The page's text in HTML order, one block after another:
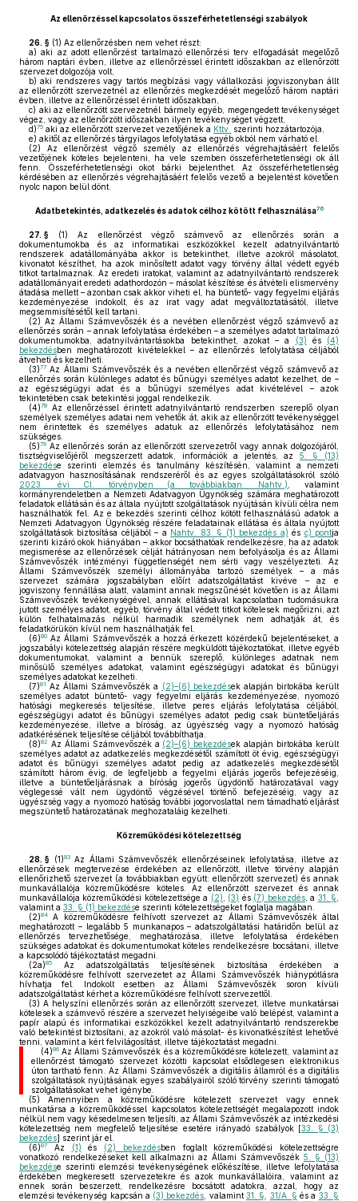
Az ellenőrzéssel kapcsolatos összeférhetetlenségi szabályok
26. § (1) Az ellenőrzésben nem vehet részt:
a) aki az adott ellenőrzést tartalmazó ellenőrzési terv elfogadását megelőző
három naptári évben, illetve az ellenőrzéssel érintett időszakban az ellenőrzött
szervezet dolgozója volt,
b) aki rendszeres vagy tartós megbízási vagy vállalkozási jogviszonyban állt
az ellenőrzött szervezetnél az ellenőrzés megkezdését megelőző három naptári
évben, illetve az ellenőrzéssel érintett időszakban,
c) aki az ellenőrzött szervezetnél bármely egyéb, megengedett tevékenységet
végez, vagy az ellenőrzött időszakban ilyen tevékenységet végzett,
d)75 aki az ellenőrzött szervezet vezetőjének a Kttv. szerinti hozzátartozója,
e) akitől az ellenőrzés tárgyilagos lefolytatása egyéb okból nem várható el.
(2) Az ellenőrzést végző személy az ellenőrzés végrehajtásáért felelős
vezetőjének köteles bejelenteni, ha vele szemben összeférhetetlenségi ok áll
fenn. Összeférhetetlenségi okot bárki bejelenthet. Az összeférhetetlenség
kérdésében az ellenőrzés végrehajtásáért felelős vezető a bejelentést követően
nyolc napon belül dönt.
Adatbetekintés, adatkezelés és adatok célhoz kötött felhasználása76
27. § (1)
Az ellenőrzést végző számvevő az ellenőrzés során a
dokumentumokba és az informatikai eszközökkel kezelt adatnyilvántartó
rendszerek adatállományába akkor is betekinthet, illetve azokról másolatot,
kivonatot készíthet, ha azok minősített adatot vagy törvény által védett egyéb
titkot tartalmaznak. Az eredeti iratokat, valamint az adatnyilvántartó rendszerek
adatállományait eredeti adathordozón – másolat készítése és átvételi elismervény
átadása mellett – azonban csak akkor viheti el, ha büntető- vagy fegyelmi eljárás
kezdeményezése indokolt, és az irat vagy adat megváltoztatásától, illetve
megsemmisítésétől kell tartani.
(2) Az Állami Számvevőszék és a nevében ellenőrzést végző számvevő az
ellenőrzés során – annak lefolytatása érdekében – a személyes adatot tartalmazó
dokumentumokba, adatnyilvántartásokba betekinthet, azokat – a
(3) és (4)
bekezdésben meghatározott kivételekkel – az ellenőrzés lefolytatása céljából
átveheti és kezelheti.
(3)77 Az Állami Számvevőszék és a nevében ellenőrzést végző számvevő az
ellenőrzés során különleges adatot és bűnügyi személyes adatot kezelhet, de –
az egészségügyi adat és a bűnügyi személyes adat kivételével – azok
tekintetében csak betekintési joggal rendelkezik.
(4)78
Az ellenőrzéssel érintett adatnyilvántartó rendszerben szereplő olyan
személyek személyes adatai nem vehetők át, akik az ellenőrzött tevékenységgel
nem érintettek és személyes adatuk az ellenőrzés lefolytatásához nem
szükséges.
(5)79 Az ellenőrzés során az ellenőrzött szervezetről vagy annak dolgozójáról,
tisztségviselőjéről megszerzett adatok, információk a jelentés, az 5. § (13)
bekezdése szerinti elemzés és tanulmány készítésén, valamint a nemzeti
adatvagyon hasznosításának rendszeréről és az egyes szolgáltatásokról szóló
2023. évi CI. törvényben (a továbbiakban: Nahtv.)
, valamint
kormányrendeletben a Nemzeti Adatvagyon Ügynökség számára meghatározott
feladatok ellátásán és az általa nyújtott szolgáltatások nyújtásán kívüli célra nem
használhatók fel. Az e bekezdés szerinti célhoz kötött felhasználású adatok a
Nemzeti Adatvagyon Ügynökség részére feladatainak ellátása és általa nyújtott
szolgáltatások biztosítása céljából – a Nahtv. 83. § (1) bekezdés a) és c) pontja
szerinti kizáró okok hiányában – akkor bocsáthatóak rendelkezésre, ha az adatok
megismerése az ellenőrzések célját hátrányosan nem befolyásolja és az Állami
Számvevőszék intézményi függetlenségét nem sérti vagy veszélyezteti. Az
Állami Számvevőszék személyi állományába tartozó személyek – a más
szervezet számára jogszabályban előírt adatszolgáltatást kivéve – az e
jogviszony fennállása alatt, valamint annak megszűnését követően is az Állami
Számvevőszék tevékenységével, annak ellátásával kapcsolatban tudomásukra
jutott személyes adatot, egyéb, törvény által védett titkot kötelesek megőrizni, azt
külön felhatalmazás nélkül harmadik személynek nem adhatják át, és
feladatkörükön kívül nem használhatják fel.
(6)80 Az Állami Számvevőszék a hozzá érkezett közérdekű bejelentéseket, a
jogszabályi kötelezettség alapján részére megküldött tájékoztatókat, illetve egyéb
dokumentumokat, valamint a bennük szereplő, különleges adatnak nem
minősülő személyes adatokat, valamint egészségügyi adatokat és bűnügyi
személyes adatokat kezelheti.
(7)81 Az Állami Számvevőszék a (2)–(6) bekezdések alapján birtokába került
személyes adatot büntető- vagy fegyelmi eljárás kezdeményezése, nyomozó
hatósági megkeresés teljesítése, illetve peres eljárás lefolytatása céljából,
egészségügyi adatot és bűnügyi személyes adatot pedig csak büntetőeljárás
kezdeményezése, illetve a bíróság, az ügyészség vagy a nyomozó hatóság
adatkérésének teljesítése céljából továbbíthatja.
(8)82 Az Állami Számvevőszék a (2)–(6) bekezdések alapján birtokába került
személyes adatot az adatkezelés megkezdésétől számított öt évig, egészségügyi
adatot és bűnügyi személyes adatot pedig az adatkezelés megkezdésétől
számított három évig, de legfeljebb a fegyelmi eljárás jogerős befejezéséig,
illetve a büntetőeljárásnak a bíróság jogerős ügydöntő határozatával vagy
véglegessé vált nem ügydöntő végzésével történő befejezéséig, vagy az
ügyészség vagy a nyomozó hatóság további jogorvoslattal nem támadható eljárást
megszüntető határozatának meghozataláig kezelheti.
Közreműködési kötelezettség
28. § (1)83Az Állami Számvevőszék ellenőrzéseinek lefolytatása, illetve az
ellenőrzések megtervezése érdekében az ellenőrzött, illetve törvény alapján
ellenőrizhető szervezet (a továbbiakban együtt: ellenőrzött szervezet) és annak
munkavállalója közreműködésre köteles. Az ellenőrzött szervezet és annak
munkavállalója közreműködési kötelezettsége a (2) (3) és (7) bekezdés, a 31. §
valamint a 33. § (1) bekezdése szerinti kötelezettségeket foglalja magában.
(2)84
A közreműködésre felhívott szervezet az Állami Számvevőszék által
meghatározott – legalább 5 munkanapos – adatszolgáltatási határidőn belül az
ellenőrzés tervezhetősége, meghatározása, illetve lefolytatása érdekében
szükséges adatokat és dokumentumokat köteles rendelkezésre bocsátani, illetve
a kapcsolódó tájékoztatást megadni.
(2a)85
Az adatszolgáltatás teljesítésének biztosítása érdekében a
közreműködésre felhívott szervezetet az Állami Számvevőszék hiánypótlásra
hívhatja fel. Indokolt esetben az Állami Számvevőszék soron kívüli
adatszolgáltatást kérhet a közreműködésre felhívott szervezettől.
(3) A helyszíni ellenőrzés során az ellenőrzött szervezet, illetve munkatársai
kötelesek a számvevő részére a szervezet helyiségeibe való belépést, valamint a
papír alapú és informatikai eszközökkel kezelt adatnyilvántartó rendszerekbe
való betekintést biztosítani, az azokról való másolat- és kivonatkészítést lehetővé
tenni, valamint a kért felvilágosítást, illetve tájékoztatást megadni.
(4)86Az Állami Számvevőszék és a közreműködésre kötelezett, valamint az
ellenőrzést támogató szervezet közötti kapcsolat elsődlegesen elektronikus
úton tartható fenn. Az Állami Számvevőszék a digitális államról és a digitális
szolgáltatások nyújtásának egyes szabályairól szóló törvény szerinti támogató
szolgáltatásokat vehet igénybe.
(5) Amennyiben a közreműködésre kötelezett szervezet vagy ennek
munkatársa a közreműködéssel kapcsolatos kötelezettségét megalapozott indok
nélkül nem vagy késedelmesen teljesíti, az Állami Számvevőszék az intézkedési
kötelezettség nem megfelelő teljesítése esetére irányadó szabályok [33. § (3)
bekezdés] szerint jár el.
(6)87 Az (1) és (2) bekezdésben foglalt közreműködési kötelezettségre
vonatkozó rendelkezéseket kell alkalmazni az Állami Számvevőszék 5. § (13)
bekezdése szerinti elemzési tevékenységének előkészítése, illetve lefolytatása
érdekében megkeresett szervezetekre és azok munkavállalóira, valamint az
ennek során beszerzett, rendelkezésre bocsátott adatokra, azzal, hogy az
elemzési tevékenység kapcsán a (3) bekezdés , valamint31. § 31/A. § és a 33. §